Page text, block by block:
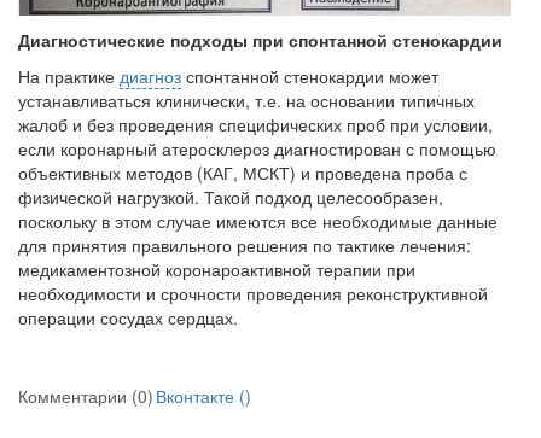
Диагностические подходы при спонтанной стенокардии
На практике диагноз спонтанной стенокардии может
устанавливаться клинически, т.е. на основании типичных
жалоб и без проведения специ­фических проб при условии,
если коронарный атеросклероз диагности­рован с помощью
объективных методов (КАГ, МСКТ) и проведена проба с
физической нагрузкой. Такой подход целесообразен,
поскольку в этом случае имеются все необходимые данные
для принятия правильного ре­шения по тактике лечения:
медикаментозной коронароактивной терапии при
необходимости и срочности проведения реконструктивной
операции сосудах сердцах.
Комментарии (0) Вконтакте ()